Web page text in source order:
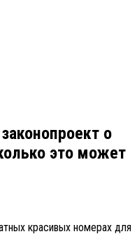
о
это может
красивых номерах для